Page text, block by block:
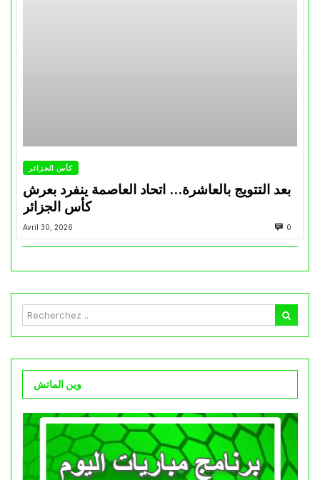
كأس الجزائر
بعد التتويج بالعاشرة… اتحاد العاصمة ينفرد بعرش
كأس الجزائر
Avril 30, 2026 0
وين الماتش